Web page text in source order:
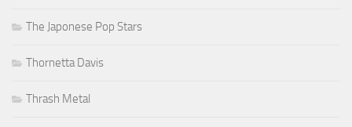
The Japonese Pop Stars
Thornetta Davis
Thrash Metal